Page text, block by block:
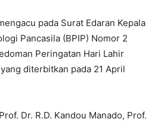
pada Surat Edaran Kepala
Pancasila (BPIP) Nomor 2
Peringatan Hari Lahir
diterbitkan pada 21 April
Dr. R.D. Kandou Manado, Prof.